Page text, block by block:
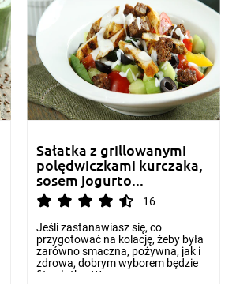
Sałatka z grillowanymi
polędwiczkami kurczaka,
sosem jogurto...
16
Jeśli zastanawiasz się, co
przygotować na kolację, żeby była
zarówno smaczna, pożywna, jak i
zdrowa, dobrym wyborem będzie
fit sałatka. Wers...